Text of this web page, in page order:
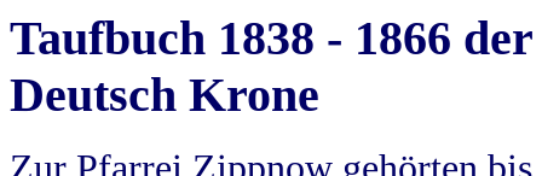
Taufbuch 1838 - 1866
Deutsch Krone